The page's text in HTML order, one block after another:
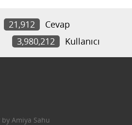
21,912
Cevap
3,980,212 Kullanıcı
by Amiya Sahu